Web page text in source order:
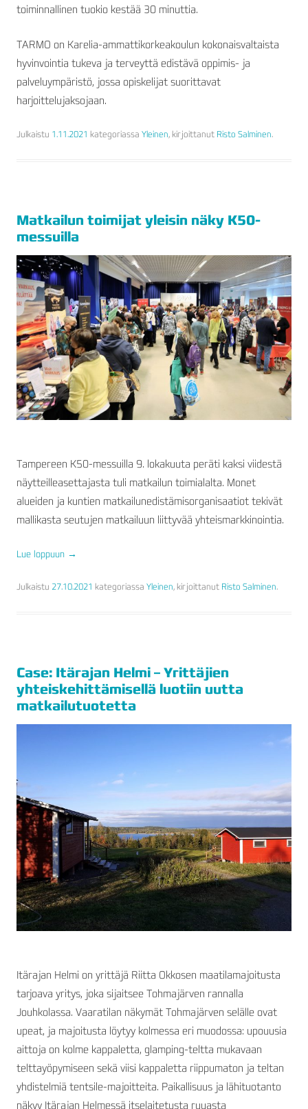
toiminnallinen tuokio kestää 30 minuttia.
TARMO on Karelia-ammattikorkeakoulun kokonaisvaltaista
hyvinvointia tukeva ja terveyttä edistävä oppimis- ja
palveluympäristö, jossa opiskelijat suorittavat
harjoittelujaksojaan.
Julkaistu 1.11.2021 kategoriassa Yleinen, kirjoittanut Risto Salminen.
Matkailun toimijat yleisin näky K50-
messuilla
Tampereen K50-messuilla 9. lokakuuta peräti kaksi viidestä
näytteilleasettajasta tuli matkailun toimialalta. Monet
alueiden ja kuntien matkailunedistämisorganisaatiot tekivät
mallikasta seutujen matkailuun liittyvää yhteismarkkinointia.
Lue loppuun →
Julkaistu 27.10.2021 kategoriassa Yleinen, kirjoittanut Risto Salminen.
Case: Itärajan Helmi – Yrittäjien
yhteiskehittämisellä luotiin uutta
matkailutuotetta
Itärajan Helmi on yrittäjä Riitta Okkosen maatilamajoitusta
tarjoava yritys, joka sijaitsee Tohmajärven rannalla
Jouhkolassa. Vaaratilan näkymät Tohmajärven selälle ovat
upeat, ja majoitusta löytyy kolmessa eri muodossa: upouusia
aittoja on kolme kappaletta, glamping-teltta mukavaan
telttayöpymiseen sekä viisi kappaletta riippumaton ja teltan
yhdistelmiä tentsile-majoitteita. Paikallisuus ja lähituotanto
näkyy Itärajan Helmessä itselaitetusta ruuasta